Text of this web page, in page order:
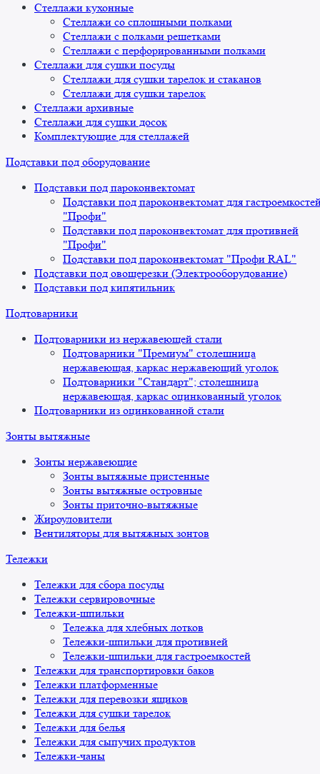
Стеллажи кухонные
Стеллажи со сплошными полками
Стеллажи с полками решетками
Стеллажи с перфорированными полками
Стеллажи для сушки посуды
Стеллажи для сушки тарелок и стаканов
Стеллажи для сушки тарелок
Стеллажи архивные
Стеллажи для сушки досок
Комплектующие для стеллажей
Подставки под оборудование
Подставки под пароконвектомат
Подставки под пароконвектомат для
"Профи"
Подставки под пароконвектомат для противней
"Профи"
Подставки под пароконвектомат "Профи RAL"
Подставки под овощерезки (Электрооборудование)
Подставки под кипятильник
Подтоварники
Подтоварники из нержавеющей стали
Подтоварники "Премиум" столешница
нержавеющая, каркас нержавеющий уголок
Подтоварники "Стандарт"; столешница
нержавеющая, каркас оцинкованный уголок
Подтоварники из оцинкованной стали
Зонты вытяжные
Зонты нержавеющие
Зонты вытяжные пристенные
Зонты вытяжные островные
Зонты приточно-вытяжные
Жироуловители
Вентиляторы для вытяжных зонтов
Тележки
Тележки для сбора посуды
Тележки сервировочные
Тележки-шпильки
Тележка для хлебных лотков
Тележки-шпильки для противней
Тележки-шпильки для гастроемкостей
Тележки для транспортировки баков
Тележки платформенные
Тележки для перевозки ящиков
Тележки для сушки тарелок
Тележки для белья
Тележки для сыпучих продуктов
Тележки-чаны